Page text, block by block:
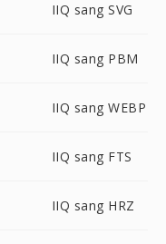
IIQ sang SVG
IIQ sang PBM
IIQ sang WEBP
IIQ sang FTS
IIQ sang HRZ